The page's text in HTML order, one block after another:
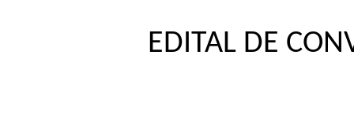
EDITAL DE